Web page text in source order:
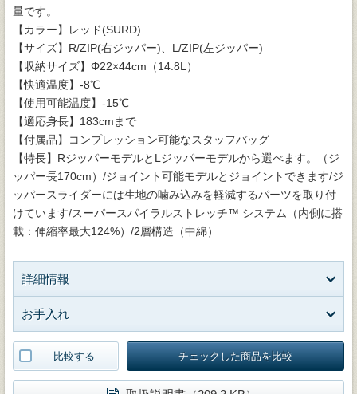
量です。
【カラー】レッド(SURD)
【サイズ】R/ZIP(右ジッパー)、L/ZIP(左ジッパー)
【収納サイズ】Φ22×44cm（14.8L）
【快適温度】-8℃
【使用可能温度】-15℃
【適応身長】183cmまで
【付属品】コンプレッション可能なスタッフバッグ
【特長】RジッパーモデルとLジッパーモデルから選べます。（ジ
ッパー長170cm）/ジョイント可能モデルとジョイントできます/ジ
ッパースライダーには生地の噛み込みを軽減するパーツを取り付
けています/スーパースパイラルストレッチ™ システム（内側に搭
載：伸縮率最大124%）/2層構造（中綿）
詳細情報
お手入れ
比較する チェックした商品を比較